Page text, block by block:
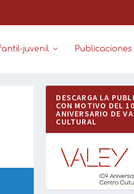
juvenil Publicaciones
DESCARGA LA
CON MOTIVO DEL
ANIVERSARIO DE
CULTURAL